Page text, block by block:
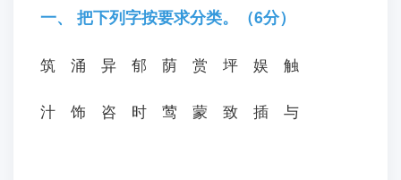
一、 把下列字按要求分类。（6分）
筑 涌 异 郁 荫 赏 坪 娱 触
汁 饰 咨 时 莺 蒙 致 插 与